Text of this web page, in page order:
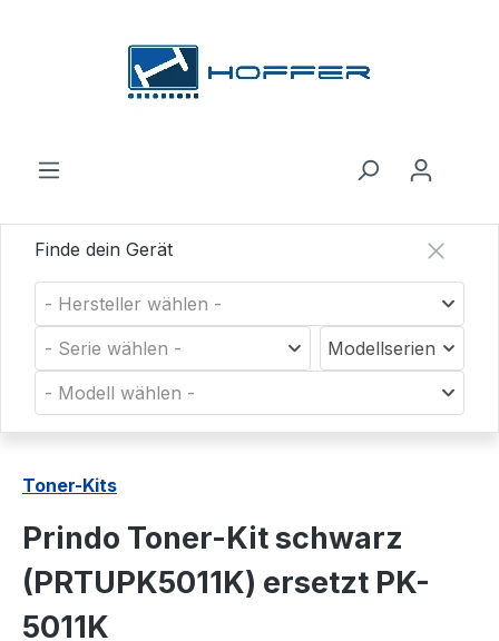
Finde dein Gerät
- Hersteller wählen -
- Serie wählen -
Modellserien
- Modell wählen -
Toner-Kits
Prindo Toner-Kit schwarz
(PRTUPK5011K) ersetzt PK-
5011K